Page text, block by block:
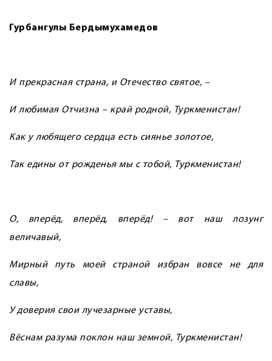
Гурбангулы Бердымухамедов
И прекрасная страна, и Отечество святое, –
И любимая Отчизна – край родной, Туркменистан!
Как у любящего сердца есть сиянье золотое,
Так едины от рожденья мы с тобой, Туркменистан!
О, вперёд, вперёд, вперёд! – вот наш лозунг
величавый,
Мирный путь моей страной избран вовсе не для
славы,
У доверия свои лучезарные уставы,
Вёснам разума поклон наш земной, Туркменистан!